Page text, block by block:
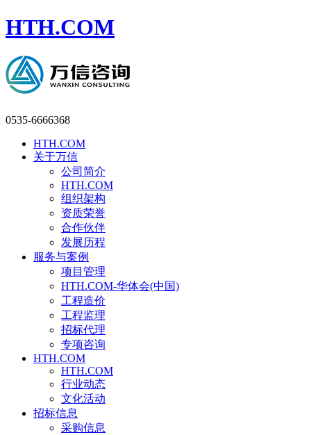
HTH.COM
0535-6666368
HTH.COM
关于万信
公司简介
HTH.COM
组织架构
资质荣誉
合作伙伴
发展历程
服务与案例
项目管理
HTH.COM-华体会(中国)
工程造价
工程监理
招标代理
专项咨询
HTH.COM
HTH.COM
行业动态
文化活动
招标信息
采购信息